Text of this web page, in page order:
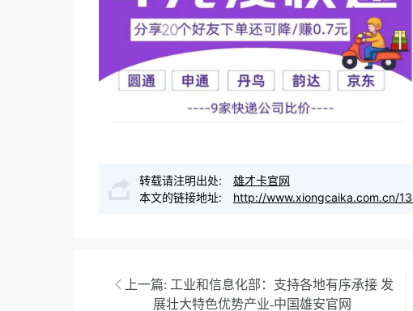
转载请注明出处:
雄才卡官网
本文的链接地址:
http://www.xiongcaika.com.cn/
上一篇: 工业和信息化部：支持各地有序承接 发
展壮大特色优势产业-中国雄安官网